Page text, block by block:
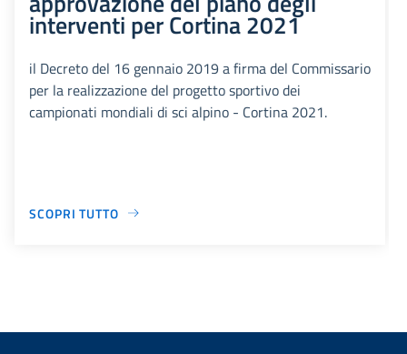
interventi per Cortina 2021
il Decreto del 16 gennaio 2019 a firma del Commissario
per la realizzazione del progetto sportivo dei
campionati mondiali di sci alpino - Cortina 2021.
SCOPRI TUTTO